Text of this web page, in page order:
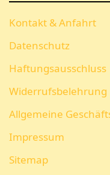
Kontakt & Anfahrt
Datenschutz
Haftungsausschluss
Widerrufsbelehrung
Allgemeine
Impressum
Sitemap